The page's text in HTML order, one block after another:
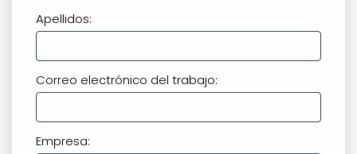
Apellidos:
Correo electrónico del trabajo:
Empresa: